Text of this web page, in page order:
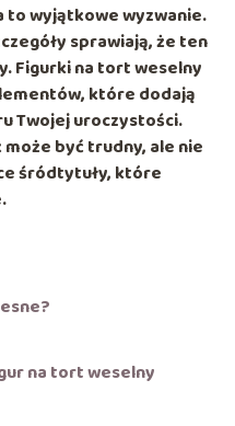
to wyjątkowe wyzwanie.
sprawiają, że ten
Figurki na tort weselny
które dodają
Twojej uroczystości.
być trudny, ale nie
śródtytuły, które
na tort weselny